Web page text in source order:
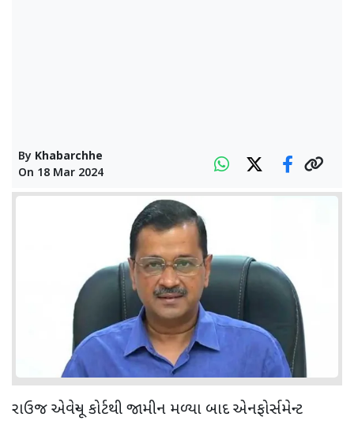
By Khabarchhe
On 18 Mar 2024
રાઉજ એવેન્યૂ કોર્ટથી જામીન મળ્યા બાદ એનફોર્સમેન્ટ